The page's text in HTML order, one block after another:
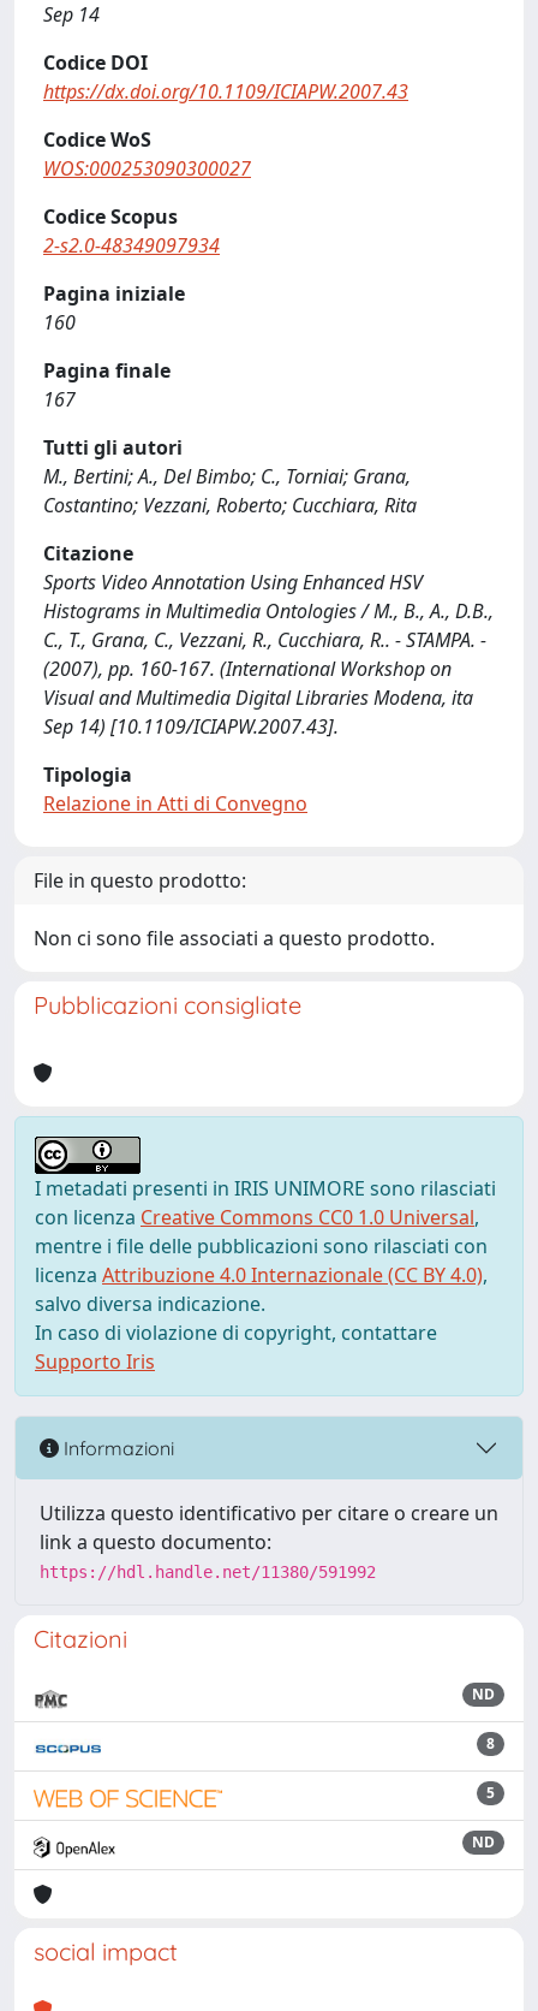
Sep 14
Codice DOI
https://dx.doi.org/10.1109/ICIAPW.2007.43
Codice WoS
WOS:000253090300027
Codice Scopus
2-s2.0-48349097934
Pagina iniziale
160
Pagina finale
167
Tutti gli autori
M., Bertini; A., Del Bimbo; C., Torniai; Grana,
Costantino; Vezzani, Roberto; Cucchiara, Rita
Citazione
Sports Video Annotation Using Enhanced HSV
Histograms in Multimedia Ontologies / M., B., A., D.B.,
C., T., Grana, C., Vezzani, R., Cucchiara, R.. - STAMPA. -
(2007), pp. 160-167. (International Workshop on
Visual and Multimedia Digital Libraries Modena, ita
Sep 14) [10.1109/ICIAPW.2007.43].
Tipologia
Relazione in Atti di Convegno
File in questo prodotto:
Non ci sono file associati a questo prodotto.
Pubblicazioni consigliate
I metadati presenti in IRIS UNIMORE sono rilasciati
con licenza Creative Commons CC0 1.0 Universal,
mentre i file delle pubblicazioni sono rilasciati con
licenza Attribuzione 4.0 Internazionale (CC BY 4.0),
salvo diversa indicazione.
In caso di violazione di copyright, contattare
Supporto Iris
Informazioni
Utilizza questo identificativo per citare o creare un
link a questo documento:
https://hdl.handle.net/11380/591992
Citazioni
ND
8
5
ND
social impact